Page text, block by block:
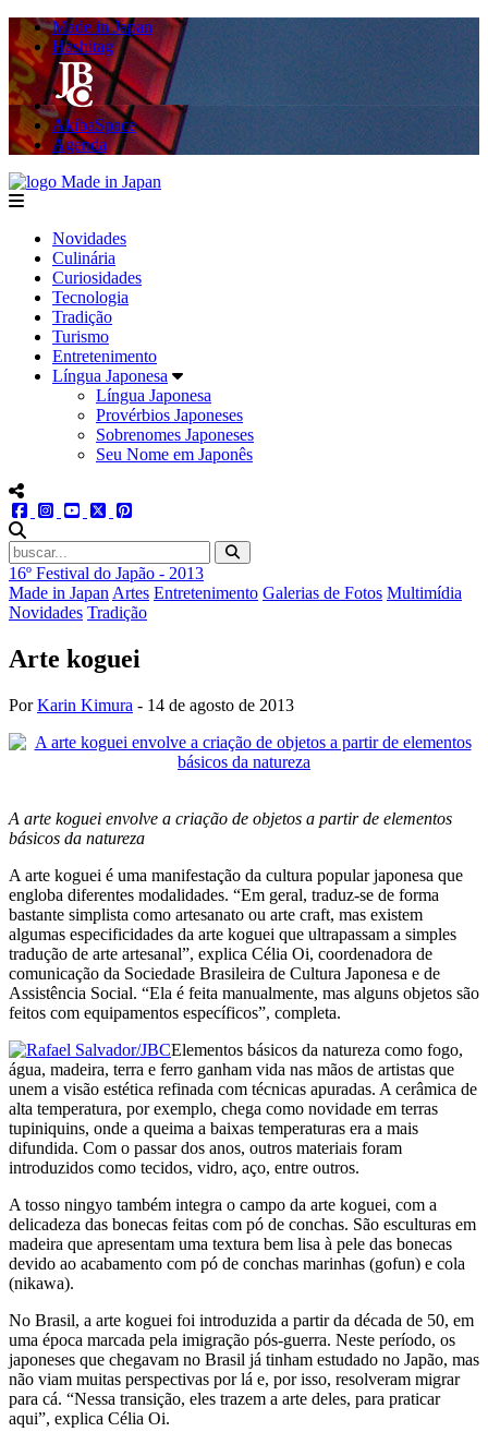
Made in Japan
Hashitag
AkibaSpace
Agenda
menu
Novidades
Culinária
Curiosidades
Tecnologia
Tradição
Turismo
Entretenimento
Língua Japonesa
Língua Japonesa
Provérbios Japoneses
Sobrenomes Japoneses
Seu Nome em Japonês
menu redes social
facebookinstagram
youtube
twitter
16º Festival do Japão - 2013
Made in Japan Artes Entretenimento Galerias de Fotos Multimídia
Novidades Tradição
Arte koguei
PorKarin Kimura - 14 de agosto de 2013
A arte koguei envolve a criação de objetos a partir de elementos
básicos da natureza
A arte koguei é uma manifestação da cultura popular japonesa que
engloba diferentes modalidades. “Em geral, traduz-se de forma
bastante simplista como artesanato ou arte craft, mas existem
algumas especificidades da arte koguei que ultrapassam a simples
tradução de arte artesanal”, explica Célia Oi, coordenadora de
comunicação da Sociedade Brasileira de Cultura Japonesa e de
Assistência Social. “Ela é feita manualmente, mas alguns objetos são
feitos com equipamentos específicos”, completa.
Elementos básicos da natureza como fogo,
água, madeira, terra e ferro ganham vida nas mãos de artistas que
unem a visão estética refinada com técnicas apuradas. A cerâmica de
alta temperatura, por exemplo, chega como novidade em terras
tupiniquins, onde a queima a baixas temperaturas era a mais
difundida. Com o passar dos anos, outros materiais foram
introduzidos como tecidos, vidro, aço, entre outros.
A tosso ningyo também integra o campo da arte koguei, com a
delicadeza das bonecas feitas com pó de conchas. São esculturas em
madeira que apresentam uma textura bem lisa à pele das bonecas
devido ao acabamento com pó de conchas marinhas (gofun) e cola
(nikawa).
No Brasil, a arte koguei foi introduzida a partir da década de 50, em
uma época marcada pela imigração pós-guerra. Neste período, os
japoneses que chegavam no Brasil já tinham estudado no Japão, mas
não viam muitas perspectivas por lá e, por isso, resolveram migrar
para cá. “Nessa transição, eles trazem a arte deles, para praticar
aqui”, explica Célia Oi.